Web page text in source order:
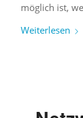
möglich ist,
Weiterlesen